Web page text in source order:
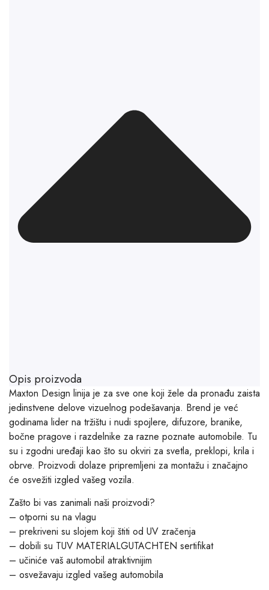
Opis proizvoda
Maxton Design linija je za sve one koji žele da pronađu zaista
jedinstvene delove vizuelnog podešavanja. Brend je već
godinama lider na tržištu i nudi spojlere, difuzore, branike,
bočne pragove i razdelnike za razne poznate automobile. Tu
su i zgodni uređaji kao što su okviri za svetla, preklopi, krila i
obrve. Proizvodi dolaze pripremljeni za montažu i značajno
će osvežiti izgled vašeg vozila.
Zašto bi vas zanimali naši proizvodi?
– otporni su na vlagu
– prekriveni su slojem koji štiti od UV zračenja
– dobili su TUV MATERIALGUTACHTEN sertifikat
– učiniće vaš automobil atraktivnijim
– osvežavaju izgled vašeg automobila